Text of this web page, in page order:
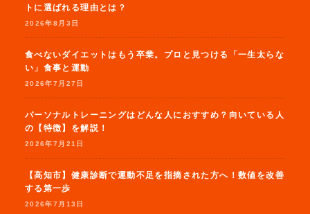
トに選ばれる理由とは？
2026年8月3日
食べないダイエットはもう卒業。プロと見つける「一生太らな
い」食事と運動
2026年7月27日
パーソナルトレーニングはどんな人におすすめ？向いている人
の【特徴】を解説！
2026年7月21日
【高知市】健康診断で運動不足を指摘された方へ！数値を改善
する第一歩
2026年7月13日